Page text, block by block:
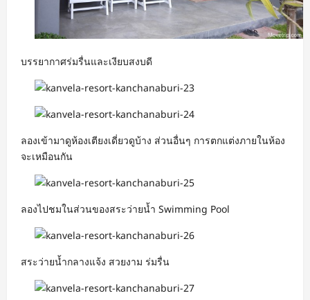
บรรยากาศร่มรื่นและเงียบสงบดี
ลองเข้ามาดูห้องเตียงเดี่ยวดูบ้าง ส่วนอื่นๆ การตกแต่งภายในห้อง
จะเหมือนกัน
ลองไปชมในส่วนของสระว่ายน้ำ Swimming Pool
สระว่ายน้ำกลางแจ้ง สวยงาม ร่มรื่น